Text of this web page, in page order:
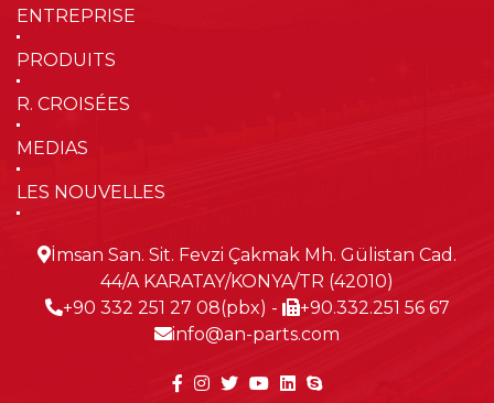
ENTREPRISE
PRODUITS
R. CROISÉES
MEDIAS
LES NOUVELLES
İmsan San. Sit. Fevzi Çakmak Mh. Gülistan Cad.
44/A KARATAY/KONYA/TR (42010)
+90 332 251 27 08(pbx) -
+90.332.251 56 67
info@an-parts.com